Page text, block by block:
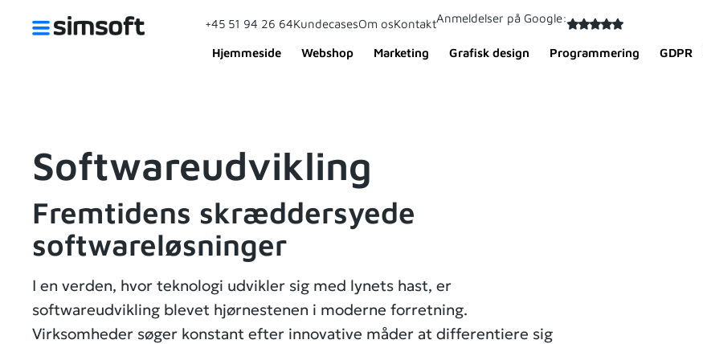
+45 51 94 26 64KundecasesOm osKontaktAnmeldelser på Google:
Hjemmeside Webshop Marketing Grafisk design Programmering GDPR
Softwareudvikling
Fremtidens skræddersyede
softwareløsninger
I en verden, hvor teknologi udvikler sig med lynets hast, er
softwareudvikling blevet hjørnestenen i moderne forretning.
Virksomheder søger konstant efter innovative måder at differentiere sig